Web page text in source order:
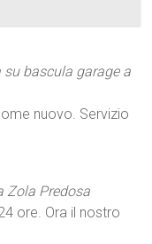
bascula garage a
nuovo. Servizio
Zola Predosa
ore. Ora il nostro